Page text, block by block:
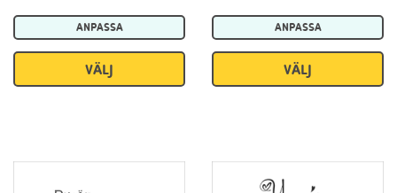
ANPASSA
VÄLJ
ANPASSA
VÄLJ